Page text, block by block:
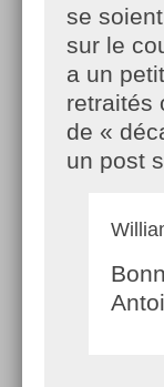
se
sur le
a un
retraités
de «
un post